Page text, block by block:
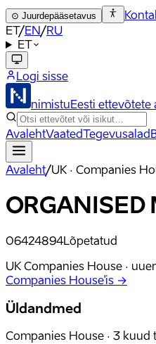
⊙ Juurdepääsetavus
ET/EN/RU
ET
Logi sisse
nimistuEesti ettevõtete
AvalehtVaatedTegevusalad
Avaleht/UK · Companies
ORGANISED
06424894Lõpetatud
UK Companies House ·
Companies House'is →
Üldandmed
Companies House · 3 kuud